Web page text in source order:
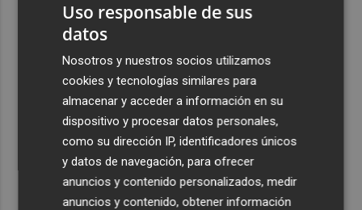
Uso responsable de sus
datos
Nosotros y nuestros socios utilizamos
cookies y tecnologías similares para
almacenar y acceder a información en su
dispositivo y procesar datos personales,
como su dirección IP, identificadores únicos
y datos de navegación, para ofrecer
anuncios y contenido personalizados, medir
anuncios y contenido, obtener información